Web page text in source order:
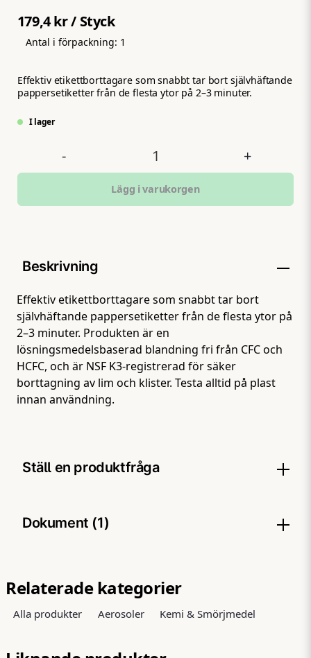
179,4 kr/ Styck
Antal i förpackning: 1
Effektiv etikettborttagare som snabbt tar bort självhäftande
pappersetiketter från de flesta ytor på 2–3 minuter.
I lager
- +
Lägg i varukorgen
Beskrivning
Effektiv etikettborttagare som snabbt tar bort
självhäftande pappersetiketter från de flesta ytor på
2–3 minuter. Produkten är en
lösningsmedelsbaserad blandning fri från CFC och
HCFC, och är NSF K3-registrerad för säker
borttagning av lim och klister. Testa alltid på plast
innan användning.
Ställ en produktfråga
Fråga oss något om denna produkten...
name
Namn
Dokument (1)
Relaterade kategorier
Alla produkter Aerosoler Kemi & Smörjmedel